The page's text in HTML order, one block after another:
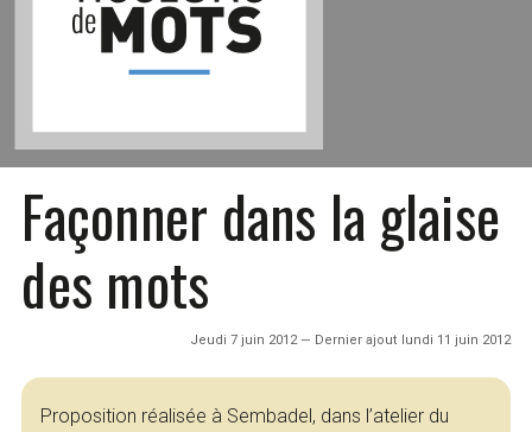
Façonner dans la glaise
des mots
Jeudi 7 juin 2012 — Dernier ajout lundi 11 juin 2012
Proposition réalisée à Sembadel, dans l’atelier du